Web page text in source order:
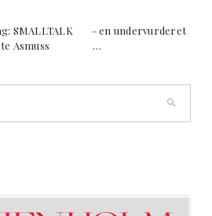
SMALLTALK – en undervurderet
Birte Asmuss …